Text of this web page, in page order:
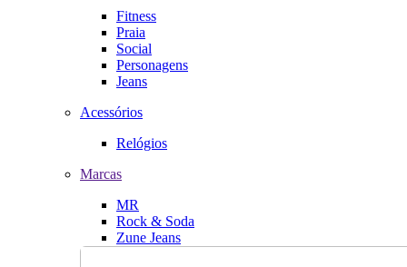
Fitness
Praia
Social
Personagens
Jeans
Acessórios
Relógios
Marcas
MR
Rock & Soda
Zune Jeans